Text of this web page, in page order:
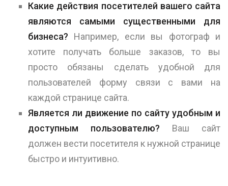
Какие действия посетителей вашего сайта
являются самыми существенными для
бизнеса? Например, если вы фотограф и
хотите получать больше заказов, то вы
просто обязаны сделать удобной для
пользователей форму связи с вами на
каждой странице сайта.
Является ли движение по сайту удобным и
доступным пользователю? Ваш сайт
должен вести посетителя к нужной странице
быстро и интуитивно.